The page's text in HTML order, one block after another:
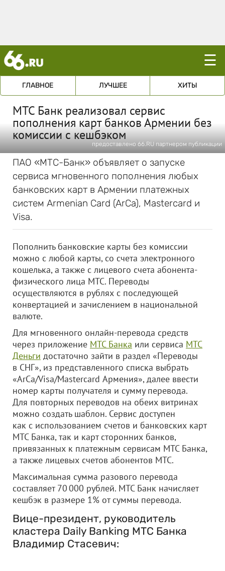
☰
ГЛАВНОЕ ЛУЧШЕЕ ХИТЫ
МТС Банк реализовал сервис
пополнения карт банков Армении без
комиссии с кешбэком
предоставлено 66.RU партнером публикации
ПАО «МТС-Банк» объявляет о запуске
сервиса мгновенного пополнения любых
банковских карт в Армении платежных
систем Armenian Card (ArCa), Mastercard и
Visa.
Пополнить банковские карты без комиссии
можно с любой карты, со счета электронного
кошелька, а также с лицевого счета абонента-
физического лица МТС. Переводы
осуществляются в рублях с последующей
конвертацией и зачислением в национальной
валюте.
Для мгновенного онлайн-перевода средств
через приложение МТС Банка или сервиса МТС
Деньги достаточно зайти в раздел «Переводы
в СНГ», из представленного списка выбрать
«ArCa/Visa/Mastercard Армения», далее ввести
номер карты получателя и сумму перевода.
Для повторных переводов на обеих витринах
можно создать шаблон. Сервис доступен
как с использованием счетов и банковских карт
МТС Банка, так и карт сторонних банков,
привязанных к платежным сервисам МТС Банка,
а также лицевых счетов абонентов МТС.
Максимальная сумма разового перевода
составляет 70 000 рублей. МТС Банк начисляет
кешбэк в размере 1% от суммы перевода.
Вице-президент, руководитель
кластера Daily Banking МТС Банка
Владимир Стасевич: